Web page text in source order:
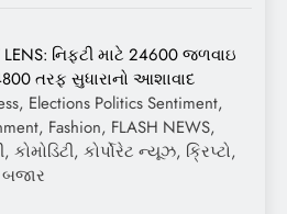
LENS: નિફ્ટી માટે 24600 જળવાઇ
તરફ સુધારાનો આશાવાદ
Elections Politics Sentiment,
Fashion, FLASH NEWS,
કોમોડિટી, કોર્પોરેટ ન્યૂઝ, ક્રિપ્ટો,